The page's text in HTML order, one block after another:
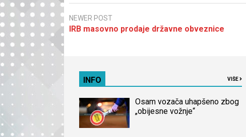
NEWER POST
IRB masovno prodaje državne obveznice
INFO VIŠE
Osam vozača uhapšeno zbog
„obijesne vožnje“